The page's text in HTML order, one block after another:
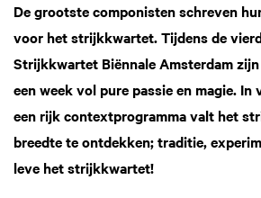
De grootste componisten schreven
voor het strijkkwartet. Tijdens de
Strijkkwartet Biënnale Amsterdam
een week vol pure passie en magie.
een rijk contextprogramma valt het
breedte te ontdekken; traditie,
leve het strijkkwartet!